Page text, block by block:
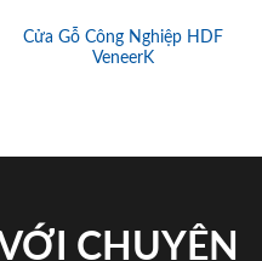
Cửa Gỗ Công Nghiệp HDF
VeneerK
CHUYÊN